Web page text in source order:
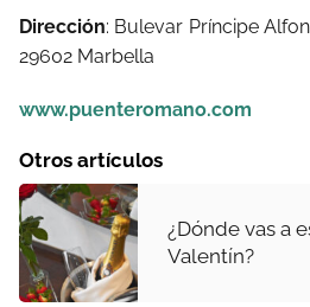
Dirección: Bulevar Príncipe
29602 Marbella
www.puenteromano.com
Otros artículos
¿Dónde vas a
Valentín?